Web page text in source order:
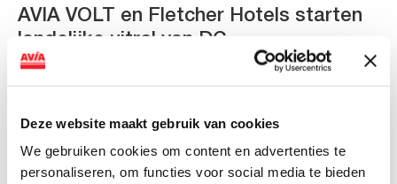
Deze website maakt gebruik van cookies
We gebruiken cookies om content en advertenties te
personaliseren, om functies voor social media te bieden
AVIA VOLT en Fletcher Hotels starten
landelijke uitrol van DC-
snellaadinfrastructuur
van DC-snellaadinfrastructuur AVIA VOLT en...
Lees verder